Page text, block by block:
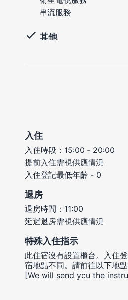
串流服務
其他
入住
入住時段：15:00 - 20:00
提前入住需視供應情況
入住登記最低年齡 - 0
退房
退房時間：11:00
延遲退房需視供應情況
特殊入住指示
此住宿沒有設置櫃台。入住
宿地點不同。請前往以下地
[We will send you the